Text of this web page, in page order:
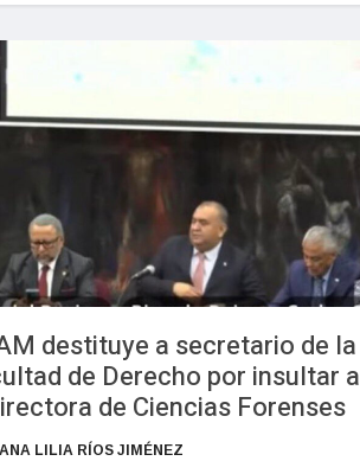
destituye a secretario de la
de Derecho por insultar a
de Ciencias Forenses
ANA LILIA RÍOS JIMÉNEZ